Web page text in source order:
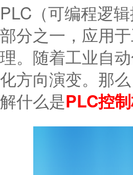
PLC（可编程逻
部分之一，应用
理。随着工业自
化方向演变。那
解什么是PLC控